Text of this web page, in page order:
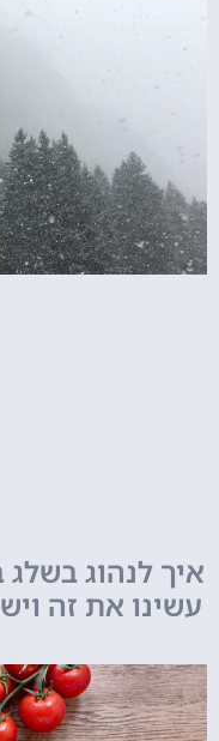
איך לנהוג בשלג
עשינו את זה